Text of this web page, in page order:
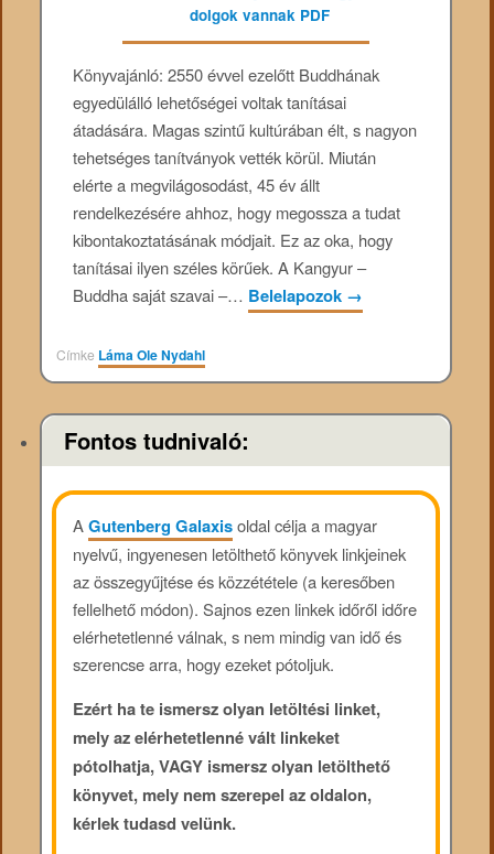
Könyvajánló: 2550 évvel ezelőtt Buddhának
egyedülálló lehetőségei voltak tanításai
átadására. Magas szintű kultúrában élt, s nagyon
tehetséges tanítványok vették körül. Miután
elérte a megvilágosodást, 45 év állt
rendelkezésére ahhoz, hogy megossza a tudat
kibontakoztatásának módjait. Ez az oka, hogy
tanításai ilyen széles körűek. A Kangyur –
Buddha saját szavai –… Belelapozok →
Címke Láma Ole Nydahl
Fontos tudnivaló:
AGutenberg Galaxisoldal célja a magyar
nyelvű, ingyenesen letölthető könyvek linkjeinek
az összegyűjtése és közzététele (a keresőben
fellelhető módon). Sajnos ezen linkek időről időre
elérhetetlenné válnak, s nem mindig van idő és
szerencse arra, hogy ezeket pótoljuk.
Ezért ha te ismersz olyan letöltési linket,
mely az elérhetetlenné vált linkeket
pótolhatja, VAGY ismersz olyan letölthető
könyvet, mely nem szerepel az oldalon,
kérlek tudasd velünk.